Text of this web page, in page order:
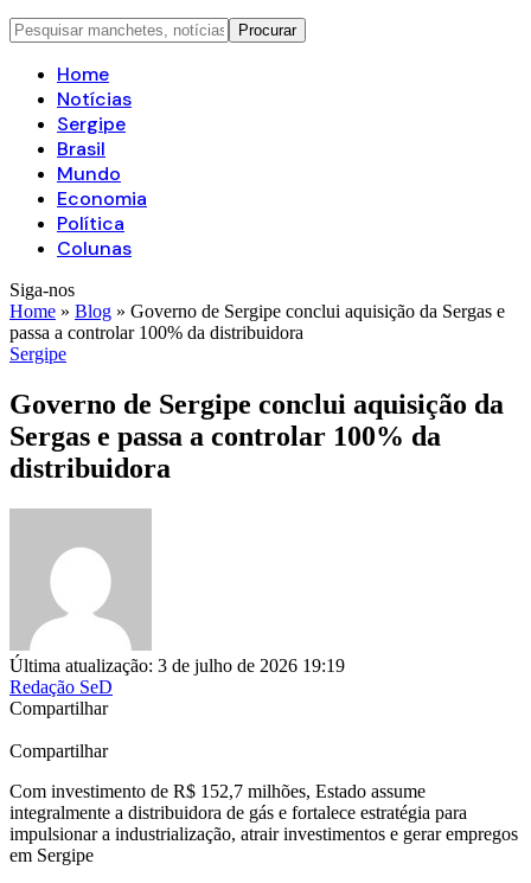
Home
Notícias
Sergipe
Brasil
Mundo
Economia
Política
Colunas
Siga-nos
Home » Blog » Governo de Sergipe conclui aquisição da Sergas e
passa a controlar 100% da distribuidora
Sergipe
Governo de Sergipe conclui aquisição da
Sergas e passa a controlar 100% da
distribuidora
Última atualização: 3 de julho de 2026 19:19
Redação SeD
Compartilhar
Compartilhar
Com investimento de R$ 152,7 milhões, Estado assume
integralmente a distribuidora de gás e fortalece estratégia para
impulsionar a industrialização, atrair investimentos e gerar empregos
em Sergipe